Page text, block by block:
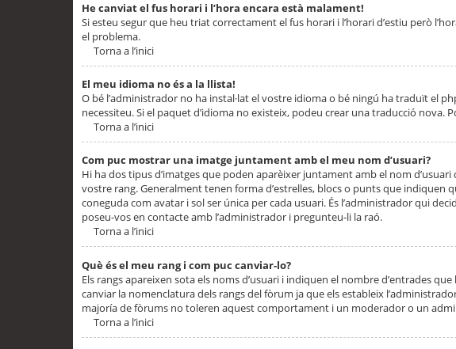
He canviat el fus horari i l’hora encara està malament!
Si esteu segur que heu triat correctament el fus horari i l’horari d’estiu però
el problema.
Torna a l’inici
El meu idioma no és a la llista!
O bé l’administrador no ha instal·lat el vostre idioma o bé ningú ha traduït el
necessiteu. Si el paquet d’idioma no existeix, podeu crear una traducció
Torna a l’inici
Com puc mostrar una imatge juntament amb el meu nom d’usuari?
Hi ha dos tipus d’imatges que poden aparèixer juntament amb el nom
vostre rang. Generalment tenen forma d’estrelles, blocs o punts que
coneguda com avatar i sol ser única per cada usuari. És l’administrador qui
poseu-vos en contacte amb l’administrador i pregunteu-li la raó.
Torna a l’inici
Què és el meu rang i com puc canviar-lo?
Els rangs apareixen sota els noms d’usuari i indiquen el nombre d’entrades
canviar la nomenclatura dels rangs del fòrum ja que els estableix
majoría de fòrums no toleren aquest comportament i un moderador o un
Torna a l’inici